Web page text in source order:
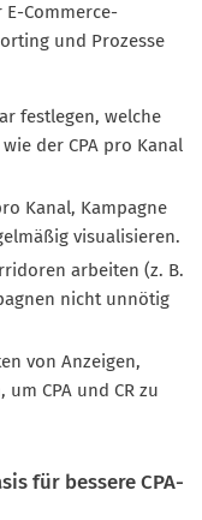
E-Commerce-
und Prozesse
festlegen, welche
der CPA pro Kanal
Kanal, Kampagne
visualisieren.
arbeiten (z. B.
nicht unnötig
von Anzeigen,
CPA und CR zu
für bessere CPA-